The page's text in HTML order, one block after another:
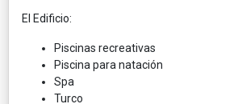
El Edificio:
Piscinas recreativas
Piscina para natación
Spa
Turco